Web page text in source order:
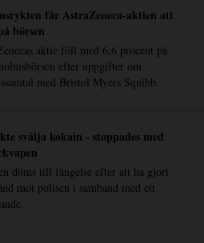
får AstraZeneca-aktien att
börsen
aktie föll med 6,6 procent på
efter uppgifter om
med Bristol Myers Squibb.
svälja kokain - stoppades med
döms till fängelse efter att ha gjort
mot polisen i samband med ett